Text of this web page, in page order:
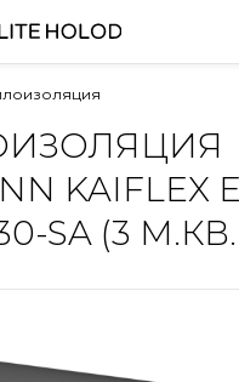
KAIFLEX
SA (3